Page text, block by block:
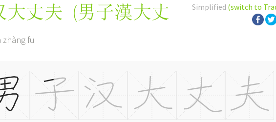
Simplified (switch to
大丈夫 (男子漢大丈
zhàng fu